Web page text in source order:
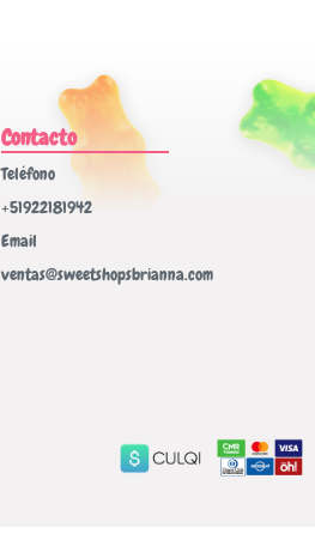
Contacto
Teléfono
+51922181942
Email
ventas@sweetshopsbrianna.com